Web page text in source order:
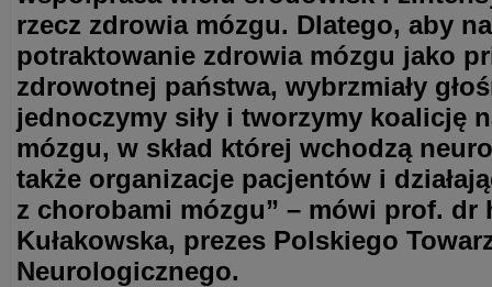
rzecz zdrowia mózgu. Dlatego, aby
potraktowanie zdrowia mózgu jako
zdrowotnej państwa, wybrzmiały
jednoczymy siły i tworzymy koalicję
mózgu, w skład której wchodzą
także organizacje pacjentów i
z chorobami mózgu” – mówi prof. dr
Kułakowska, prezes Polskiego
Neurologicznego.